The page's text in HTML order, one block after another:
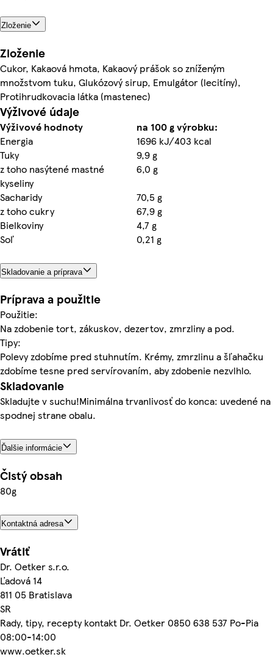
Zloženie
Zloženie
Cukor, Kakaová hmota, Kakaový prášok so zníženým
množstvom tuku, Glukózový sirup, Emulgátor (lecitíny),
Protihrudkovacia látka (mastenec)
Výživové údaje
Výživové hodnoty
na 100 g výrobku:
Energia
1696 kJ/403 kcal
Tuky
9,9 g
z toho nasýtené mastné
kyseliny
6,0 g
Sacharidy
70,5 g
z toho cukry
67,9 g
Bielkoviny
4,7 g
Soľ
0,21 g
Skladovanie a príprava
Príprava a použitie
Použitie:
Na zdobenie tort, zákuskov, dezertov, zmrzliny a pod.
Tipy:
Polevy zdobíme pred stuhnutím. Krémy, zmrzlinu a šľahačku
zdobíme tesne pred servírovaním, aby zdobenie nezvlhlo.
Skladovanie
Skladujte v suchu!Minimálna trvanlivosť do konca: uvedené na
spodnej strane obalu.
Ďalšie informácie
Čistý obsah
80g
Kontaktná adresa
Vrátiť
Dr. Oetker s.r.o.
Ľadová 14
811 05 Bratislava
SR
Rady, tipy, recepty kontakt Dr. Oetker 0850 638 537 Po-Pia
08:00-14:00
www.oetker.sk